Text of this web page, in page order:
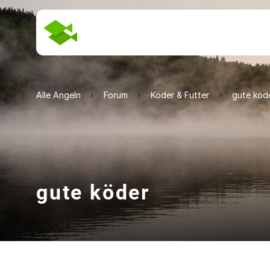
Alle Angeln Forum Köder & Futter gute
gute köder